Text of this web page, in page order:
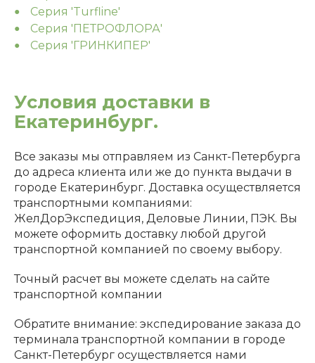
Серия 'Turfline'
Серия 'ПЕТРОФЛОРА'
Серия 'ГРИНКИПЕР'
Условия доставки в
Екатеринбург.
Все заказы мы отправляем из Санкт-Петербурга
до адреса клиента или же до пункта выдачи в
городе Екатеринбург. Доставка осуществляется
транспортными компаниями:
ЖелДорЭкспедиция, Деловые Линии, ПЭК. Вы
можете оформить доставку любой другой
транспортной компанией по своему выбору.
Точный расчет вы можете сделать на сайте
транспортной компании
Обратите внимание: экспедирование заказа до
терминала транспортной компании в городе
Санкт-Петербург осуществляется нами